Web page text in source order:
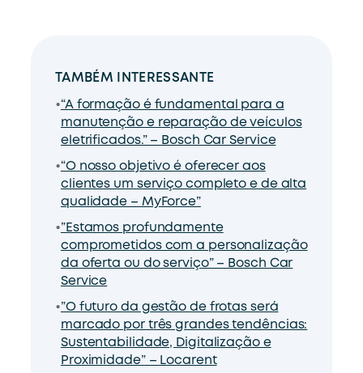
TAMBÉM INTERESSANTE
“A formação é fundamental para a
manutenção e reparação de veículos
eletrificados.” – Bosch Car Service
“O nosso objetivo é oferecer aos
clientes um serviço completo e de alta
qualidade – MyForce”
”Estamos profundamente
comprometidos com a personalização
da oferta ou do serviço” – Bosch Car
Service
”O futuro da gestão de frotas será
marcado por três grandes tendências:
Sustentabilidade, Digitalização e
Proximidade” – Locarent